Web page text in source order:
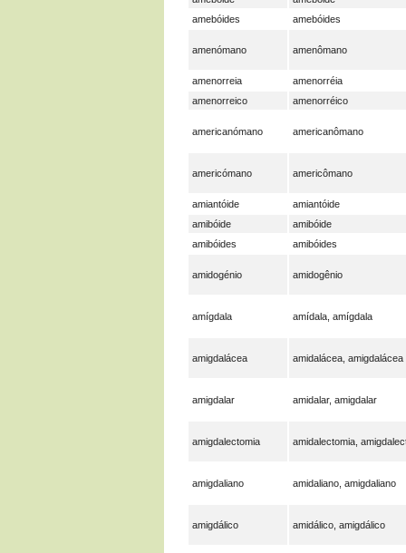
amebóides
amebóides
amenómano amenômano
amenorreia
amenorréia
amenorreico
amenorréico
americanómano americanômano
americómano americômano
amiantóide
amiantóide
amibóide
amibóide
amibóides
amibóides
amidogénio amidogênio
amígdala amídala, amígdala
amigdalácea amidalácea, amigdalácea
amigdalar amidalar, amigdalar
amigdalectomia amidalectomia,
amigdaliano amidaliano, amigdaliano
amigdálico amidálico, amigdálico